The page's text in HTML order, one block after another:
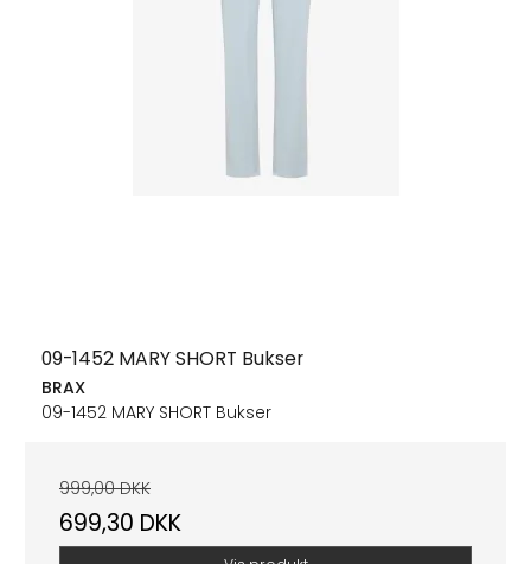
09-1452 MARY SHORT Bukser
BRAX
09-1452 MARY SHORT Bukser
999,00 DKK
699,30 DKK